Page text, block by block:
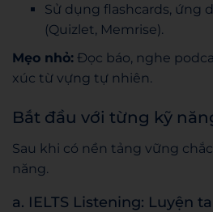
Sử dụng flashcards, ứng
(Quizlet, Memrise).
Mẹo nhỏ: Đọc báo, nghe
xúc từ vựng tự nhiên.
Bắt đầu với từng kỹ
Sau khi có nền tảng vững
năng.
a. IELTS Listening: Luyện